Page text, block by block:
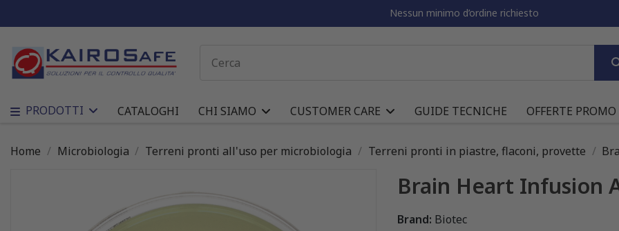
Nessun minimo d’ordine richiesto
PRODOTTI CATALOGHI CHI SIAMO CUSTOMER CARE GUIDE TECNICHE OFFERTE PROMO
Home Microbiologia Terreni pronti all'uso per microbiologia Terreni pronti in piastre, flaconi, provette
Brain Heart Infusion
Brand: Biotec